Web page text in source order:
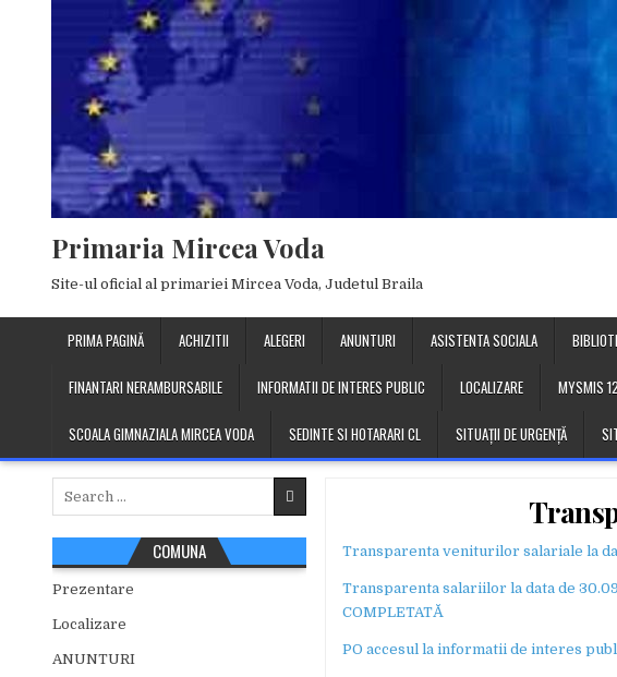
Primaria Mircea Voda
Site-ul oficial al primariei Mircea Voda, Judetul Braila
PRIMA PAGINĂ ACHIZITII ALEGERI ANUNTURI ASISTENTA SOCIALA
FINANTARI NERAMBURSABILE INFORMATII DE INTERES PUBLIC LOCALIZARE MYSMIS
SCOALA GIMNAZIALA MIRCEA VODA SEDINTE SI HOTARARI CL SITUAȚII DE URGENȚĂ
Transparenta veniturilor salariale la
Transparenta salariilor la data de
COMPLETATĂ
PO accesul la informatii de interes
COMUNA
Prezentare
Localizare
ANUNTURI